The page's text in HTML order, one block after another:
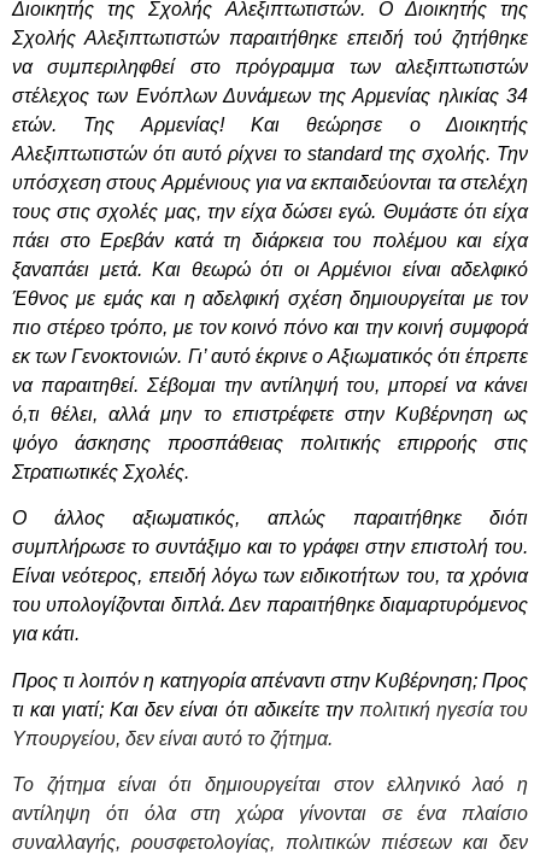
Διοικητής της Σχολής Αλεξιπτωτιστών. Ο Διοικητής της
Σχολής Αλεξιπτωτιστών παραιτήθηκε επειδή τού ζητήθηκε
να συμπεριληφθεί στο πρόγραμμα των αλεξιπτωτιστών
στέλεχος των Ενόπλων Δυνάμεων της Αρμενίας ηλικίας 34
ετών. Της Αρμενίας! Και θεώρησε ο Διοικητής
Αλεξιπτωτιστών ότι αυτό ρίχνει το standardτης σχολής. Την
υπόσχεση στους Αρμένιους για να εκπαιδεύονται τα στελέχη
τους στις σχολές μας, την είχα δώσει εγώ. Θυμάστε ότι είχα
πάει στο Ερεβάν κατά τη διάρκεια του πολέμου και είχα
ξαναπάει μετά. Και θεωρώ ότι οι Αρμένιοι είναι αδελφικό
Έθνος με εμάς και η αδελφική σχέση δημιουργείται με τον
πιο στέρεο τρόπο, με τον κοινό πόνο και την κοινή συμφορά
εκ των Γενοκτονιών. Γι’ αυτό έκρινε ο Αξιωματικός ότι έπρεπε
να παραιτηθεί. Σέβομαι την αντίληψή του, μπορεί να κάνει
ό,τι θέλει, αλλά μην το επιστρέφετε στην Κυβέρνηση ως
ψόγο άσκησης προσπάθειας πολιτικής επιρροής στις
Στρατιωτικές Σχολές.
Ο άλλος αξιωματικός, απλώς παραιτήθηκε διότι
συμπλήρωσε το συντάξιμο και το γράφει στην επιστολή του.
Είναι νεότερος, επειδή λόγω των ειδικοτήτων του, τα χρόνια
του υπολογίζονται διπλά. Δεν παραιτήθηκε διαμαρτυρόμενος
για κάτι.
Προς τι λοιπόν η κατηγορία απέναντι στην Κυβέρνηση; Προς
τι και γιατί; Και δεν είναι ότι αδικείτε την πολιτική ηγεσία του
Υπουργείου, δεν είναι αυτό το ζήτημα.
Το ζήτημα είναι ότι δημιουργείται στον ελληνικό λαό η
αντίληψη ότι όλα στη χώρα γίνονται σε ένα πλαίσιο
συναλλαγής, ρουσφετολογίας, πολιτικών πιέσεων και δεν